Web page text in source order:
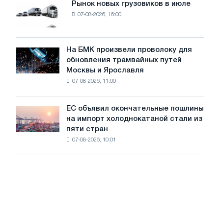
целей
обезуглероживания
Рынок
новых
грузовиков
в
июле
Рынок новых грузовиков в июле
07-08-2026, 16:00
На
БМК
произвели
трамвайных
путей
Ярославля
На БМК произвели проволоку для
обновления трамвайных путей
Москвы и Ярославля
07-08-2026, 11:00
объявил
окончательные
ЕС объявил окончательные пошлины
на импорт холоднокатаной стали из
пяти стран
07-08-2026, 10:01